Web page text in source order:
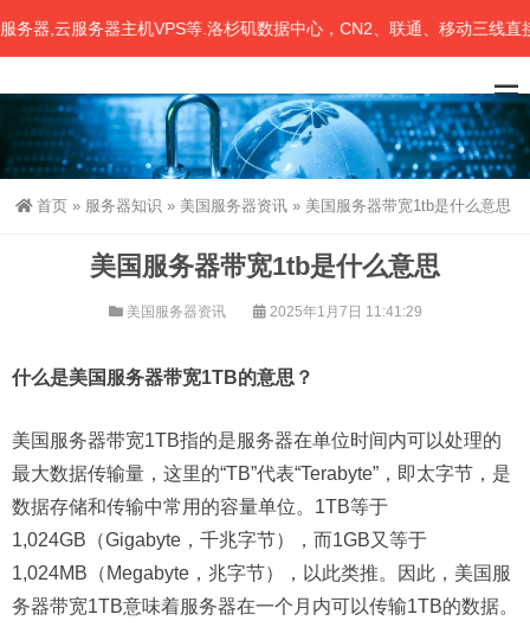
云服务器主机VPS等.洛杉矶数据中心，CN2、联通、移动三线直接中
首页 » 服务器知识 » 美国服务器资讯 » 美国服务器带宽1tb是什么意思
美国服务器带宽1tb是什么意思
美国服务器资讯 2025年1月7日 11:41:29
什么是美国服务器带宽1TB的意思？
美国服务器带宽1TB指的是服务器在单位时间内可以处理的
最大数据传输量，这里的“TB”代表“Terabyte”，即太字节，是
数据存储和传输中常用的容量单位。1TB等于
1,024GB（Gigabyte，千兆字节），而1GB又等于
1,024MB（Megabyte，兆字节），以此类推。因此，美国服
务器带宽1TB意味着服务器在一个月内可以传输1TB的数据。